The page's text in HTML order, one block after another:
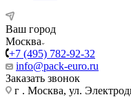
Ваш город
Москва
+7 (495) 782-92-32
info@pack-euro.ru
Заказать звонок
г . Москва, ул.